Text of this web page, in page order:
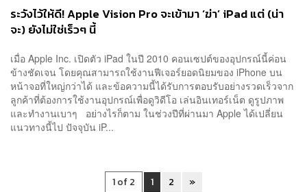
ระวังไว้ให้ดี! Apple Vision Pro จะเข้ามา ‘ฆ่า’ iPad แต่ (น่า
จะ) ยังไม่ใช่เร็วๆ นี้
เมื่อ Apple Inc. เปิดตัว iPad ในปี 2010 คอนเซปต์ของอุปกรณ์นี้ค่อน
ข้างชัดเจน โดยคุณสามารถใช้งานฟีเจอร์ยอดนิยมของ iPhone บน
หน้าจอที่ใหญ่กว่าได้ และข้อความนี้ได้รับการตอบรับอย่างรวดเร็วจาก
ลูกค้าที่ต้องการใช้งานอุปกรณ์เพื่อดูวิดีโอ เล่นอินเทอร์เน็ต ดูรูปภาพ
และทำงานเบาๆ อย่างไรก็ตาม ในช่วงปีที่ผ่านมา Apple ได้เปลี่ยน
แนวทางนี้ไป ปัจจุบัน iP...
1 of 2 1 2 »